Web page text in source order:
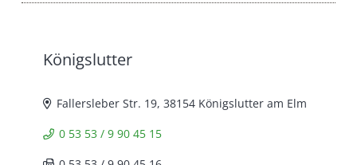
Königslutter
Fallersleber Str. 19, 38154 Königslutter am Elm
0 53 53 / 9 90 45 15